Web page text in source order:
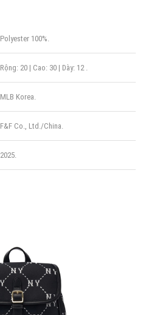
Polyester 100%.
Rộng: 20 | Cao: 30 | Dày: 12 .
MLB Korea.
F&F Co., Ltd./China.
2025.